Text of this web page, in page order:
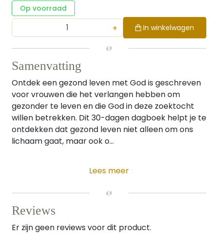
Op voorraad
+ In winkelwagen
Samenvatting
Ontdek een gezond leven met God is geschreven
voor vrouwen die het verlangen hebben om
gezonder te leven en die God in deze zoektocht
willen betrekken. Dit 30-dagen dagboek helpt je te
ontdekken dat gezond leven niet alleen om ons
lichaam gaat, maar ook o...
Lees meer
Reviews
Er zijn geen reviews voor dit product.